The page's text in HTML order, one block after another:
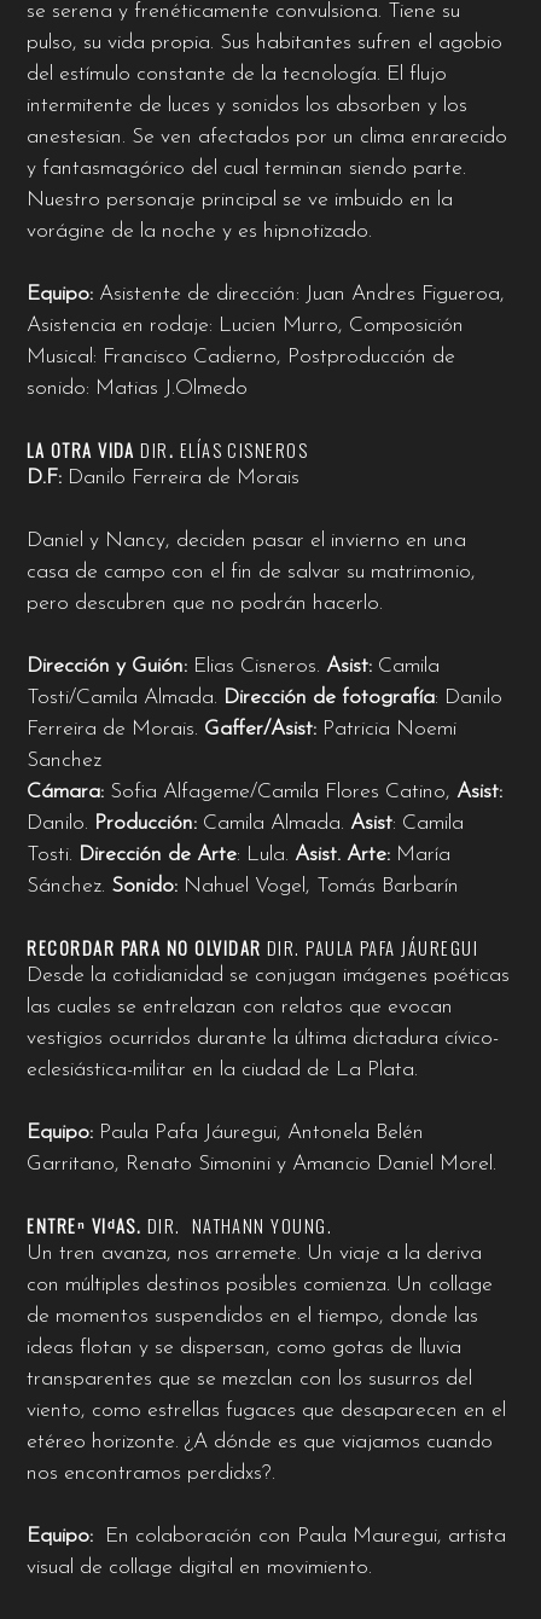
se serena y frenéticamente convulsiona. Tiene su
pulso, su vida propia. Sus habitantes sufren el agobio
del estímulo constante de la tecnología. El flujo
intermitente de luces y sonidos los absorben y los
anestesian. Se ven afectados por un clima enrarecido
y fantasmagórico del cual terminan siendo parte.
Nuestro personaje principal se ve imbuido en la
vorágine de la noche y es hipnotizado.
Equipo: Asistente de dirección: Juan Andres Figueroa,
Asistencia en rodaje: Lucien Murro, Composición
Musical: Francisco Cadierno, Postproducción de
sonido: Matias J.Olmedo
LA OTRA VIDADIR. ELÍAS CISNEROS
D.F: Danilo Ferreira de Morais
Daniel y Nancy, deciden pasar el invierno en una
casa de campo con el fin de salvar su matrimonio,
pero descubren que no podrán hacerlo.
Dirección y Guión: Elias Cisneros. Asist: Camila
Tosti/Camila Almada. Dirección de fotografía: Danilo
Ferreira de Morais. Gaffer/Asist: Patricia Noemi
Sanchez
Cámara: Sofia Alfageme/Camila Flores Catino, Asist:
Danilo. Producción: Camila Almada. Asist: Camila
Tosti. Dirección de Arte: Lula. Asist. Arte: María
Sánchez. Sonido: Nahuel Vogel, Tomás Barbarín
RECORDAR PARA NO OLVIDAR DIR. PAULA PAFA JÁUREGUI
Desde la cotidianidad se conjugan imágenes poéticas
las cuales se entrelazan con relatos que evocan
vestigios ocurridos durante la última dictadura cívico-
eclesiástica-militar en la ciudad de La Plata.
Equipo: Paula Pafa Jáuregui, Antonela Belén
Garritano, Renato Simonini y Amancio Daniel Morel.
ENTREⁿ VIᵈAS. DIR. NATHANN YOUNG.
Un tren avanza, nos arremete. Un viaje a la deriva
con múltiples destinos posibles comienza. Un collage
de momentos suspendidos en el tiempo, donde las
ideas flotan y se dispersan, como gotas de lluvia
transparentes que se mezclan con los susurros del
viento, como estrellas fugaces que desaparecen en el
etéreo horizonte. ¿A dónde es que viajamos cuando
nos encontramos perdidxs?.
Equipo:
En colaboración con Paula Mauregui, artista
visual de collage digital en movimiento.